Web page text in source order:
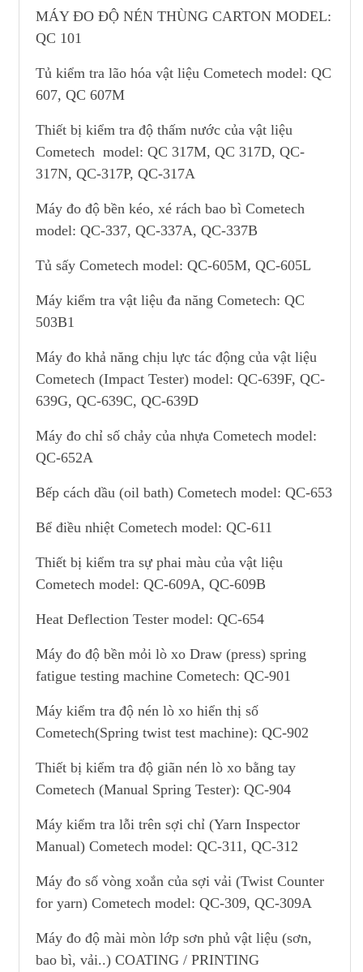
MÁY ĐO ĐỘ NÉN THÙNG CARTON MODEL:
QC 101
Tủ kiểm tra lão hóa vật liệu Cometech model: QC
607, QC 607M
Thiết bị kiểm tra độ thấm nước của vật liệu
Cometech model: QC 317M, QC 317D, QC-
317N, QC-317P, QC-317A
Máy đo độ bền kéo, xé rách bao bì Cometech
model: QC-337, QC-337A, QC-337B
Tủ sấy Cometech model: QC-605M, QC-605L
Máy kiểm tra vật liệu đa năng Cometech: QC
503B1
Máy đo khả năng chịu lực tác động của vật liệu
Cometech (Impact Tester) model: QC-639F, QC-
639G, QC-639C, QC-639D
Máy đo chỉ số chảy của nhựa Cometech model:
QC-652A
Bếp cách dầu (oil bath) Cometech model: QC-653
Bể điều nhiệt Cometech model: QC-611
Thiết bị kiểm tra sự phai màu của vật liệu
Cometech model: QC-609A, QC-609B
Heat Deflection Tester model: QC-654
Máy đo độ bền mỏi lò xo Draw (press) spring
fatigue testing machine Cometech: QC-901
Máy kiểm tra độ nén lò xo hiển thị số
Cometech(Spring twist test machine): QC-902
Thiết bị kiểm tra độ giãn nén lò xo bằng tay
Cometech (Manual Spring Tester): QC-904
Máy kiểm tra lỗi trên sợi chỉ (Yarn Inspector
Manual) Cometech model: QC-311, QC-312
Máy đo số vòng xoắn của sợi vải (Twist Counter
for yarn) Cometech model: QC-309, QC-309A
Máy đo độ mài mòn lớp sơn phủ vật liệu (sơn,
bao bì, vải..) COATING / PRINTING